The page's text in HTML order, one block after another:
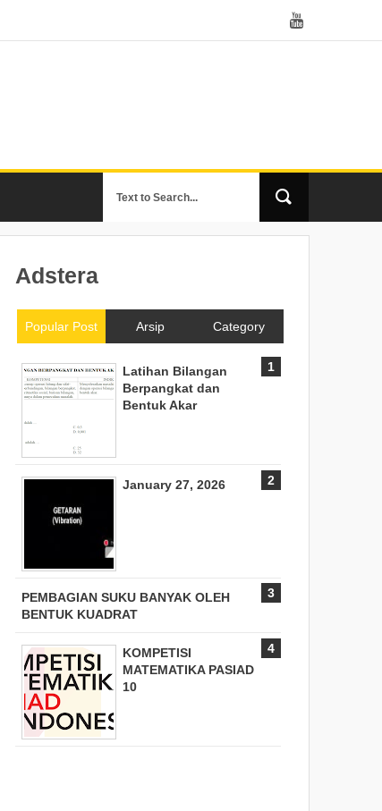
Adstera
Popular Post Arsip Category
Latihan Bilangan
Berpangkat dan
Bentuk Akar
January 27, 2026
PEMBAGIAN SUKU BANYAK OLEH
BENTUK KUADRAT
KOMPETISI
MATEMATIKA PASIAD
10